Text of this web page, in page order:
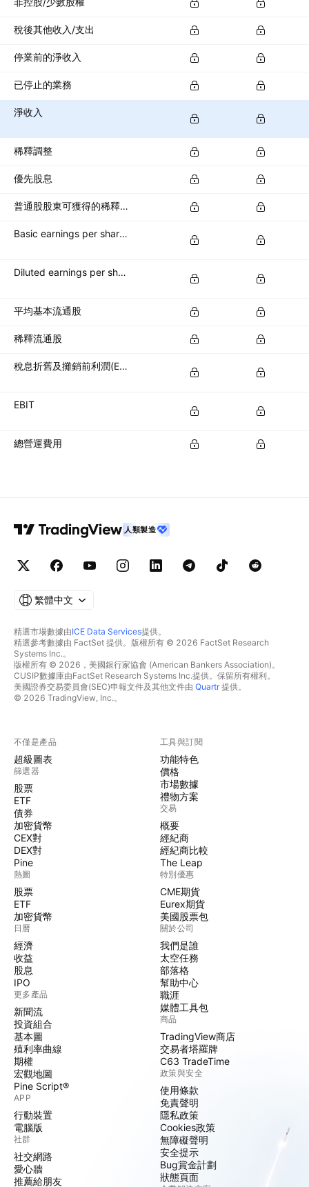
稅後其他收入/支出
停業前的淨收入
已停止的業務
淨收入
稀釋調整
優先股息
普通股股東可獲得的稀釋淨收入
Basic earnings per share (basic EPS)
Diluted earnings per share (diluted EPS)
平均基本流通股
稀釋流通股
稅息折舊及攤銷前利潤(EBITDA)
EBIT
總營運費用
人類製造
繁體中文
精選市場數據由ICE Data Services提供。
精選參考數據由 FactSet 提供。版權所有 © 2026 FactSet Research
Systems Inc.。
版權所有 © 2026，美國銀行家協會 (American Bankers Association)。
CUSIP數據庫由FactSet Research Systems Inc.提供。保留所有權利。
美國證券交易委員會(SEC)申報文件及其他文件由 Quartr提供。
© 2026 TradingView, Inc.。
不僅是產品
超級圖表
篩選器
股票
ETF
債券
加密貨幣
CEX對
DEX對
Pine
熱圖
股票
ETF
加密貨幣
日曆
經濟
收益
股息
IPO
更多產品
新聞流
投資組合
基本圖
殖利率曲線
期權
宏觀地圖
Pine Script®
APP
行動裝置
電腦版
社群
社交網路
愛心牆
推薦給朋友
工具與訂閱
功能特色
價格
市場數據
禮物方案
交易
概要
經紀商
經紀商比較
The Leap
特別優惠
CME期貨
Eurex期貨
美國股票包
關於公司
我們是誰
太空任務
部落格
幫助中心
職涯
媒體工具包
商品
TradingView商店
交易者塔羅牌
C63 TradeTime
政策與安全
使用條款
免責聲明
隱私政策
Cookies政策
無障礙聲明
安全提示
Bug賞金計劃
狀態頁面